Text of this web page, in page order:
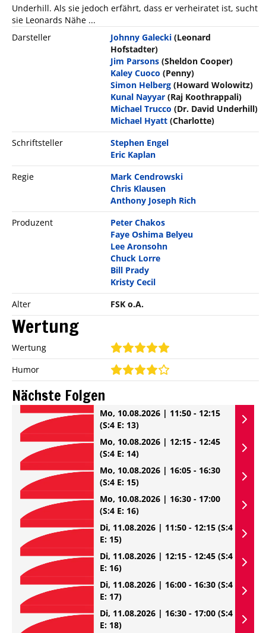
Underhill. Als sie jedoch erfährt, dass er verheiratet ist, sucht
sie Leonards Nähe ...
Darsteller
Johnny Galecki (Leonard
Hofstadter)
Jim Parsons (Sheldon Cooper)
Kaley Cuoco (Penny)
Simon Helberg (Howard Wolowitz)
Kunal Nayyar (Raj Koothrappali)
Michael Trucco (Dr. David Underhill)
Michael Hyatt (Charlotte)
Schriftsteller
Stephen Engel
Eric Kaplan
Regie
Mark Cendrowski
Chris Klausen
Anthony Joseph Rich
Produzent
Peter Chakos
Faye Oshima Belyeu
Lee Aronsohn
Chuck Lorre
Bill Prady
Kristy Cecil
Alter
FSK o.A.
Wertung
Wertung
Humor
Nächste Folgen
Mo, 10.08.2026 | 11:50 - 12:15
(S:4 E: 13)
Mo, 10.08.2026 | 12:15 - 12:45
(S:4 E: 14)
Mo, 10.08.2026 | 16:05 - 16:30
(S:4 E: 15)
Mo, 10.08.2026 | 16:30 - 17:00
(S:4 E: 16)
Di, 11.08.2026 | 11:50 - 12:15 (S:4
E: 15)
Di, 11.08.2026 | 12:15 - 12:45 (S:4
E: 16)
Di, 11.08.2026 | 16:00 - 16:30 (S:4
E: 17)
Di, 11.08.2026 | 16:30 - 17:00 (S:4
E: 18)